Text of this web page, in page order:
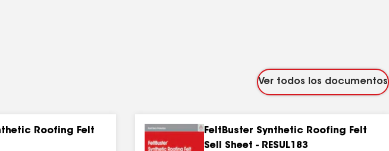
Ver todos los documentos
Roofing Felt
FeltBuster Synthetic Roofing Felt
Sell Sheet - RESUL183